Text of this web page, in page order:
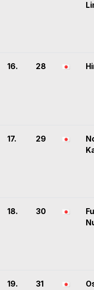
16. 28
17. 29
18. 30
19. 31